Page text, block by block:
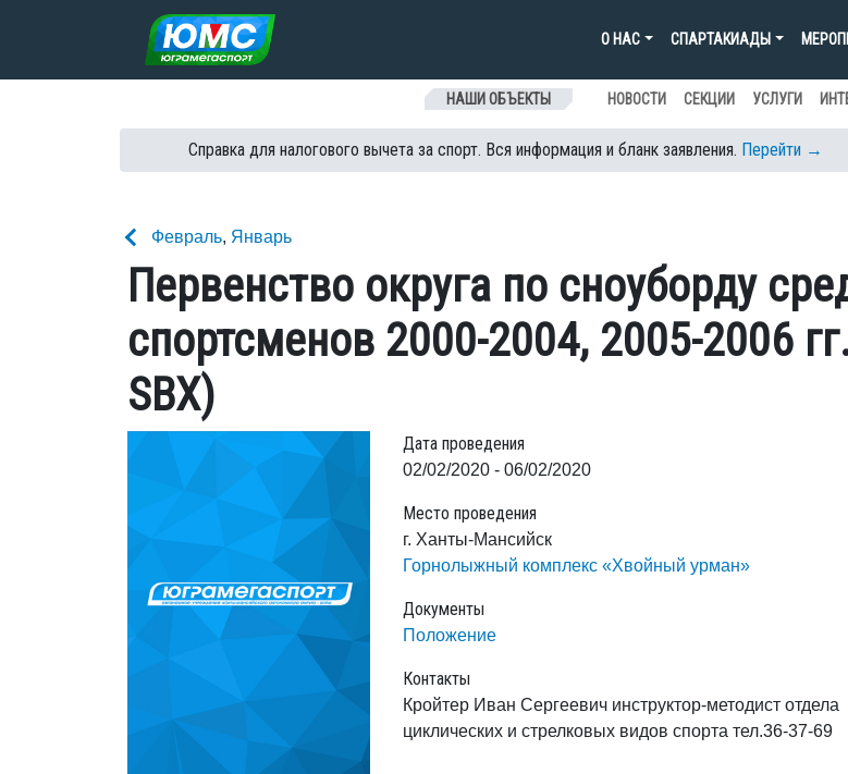
Перейти к содержанию
О НАС СПАРТАКИАДЫ
НАШИ ОБЪЕКТЫ НОВОСТИ СЕКЦИИ УСЛУГИ
Справка для налогового вычета за спорт. Вся информация и бланк заявления. Перейти →
Февраль, Январь
Первенство округа по сноуборду
спортсменов 2000-2004, 2005-2006
SBX)
Дата проведения
02/02/2020 - 06/02/2020
Место проведения
г. Ханты-Мансийск
Горнолыжный комплекс «Хвойный урман»
Документы
Положение
Контакты
Кройтер Иван Сергеевич инструктор-методист отдела
циклических и стрелковых видов спорта тел.36-37-69